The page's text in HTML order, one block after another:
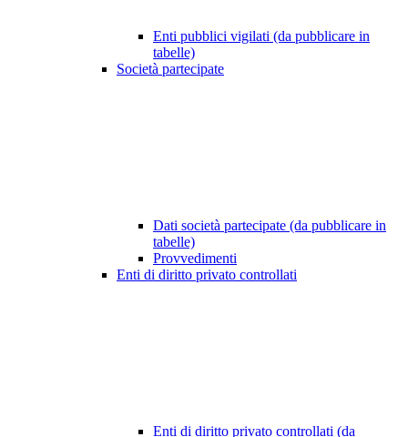
Enti pubblici vigilati (da pubblicare in
tabelle)
Società partecipate
Dati società partecipate (da pubblicare in
tabelle)
Provvedimenti
Enti di diritto privato controllati
Enti di diritto privato controllati (da